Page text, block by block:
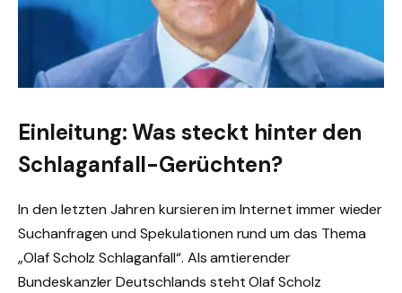
Einleitung: Was steckt hinter den
Schlaganfall-Gerüchten?
In den letzten Jahren kursieren im Internet immer wieder
Suchanfragen und Spekulationen rund um das Thema
„Olaf Scholz Schlaganfall“. Als amtierender
Bundeskanzler Deutschlands steht Olaf Scholz